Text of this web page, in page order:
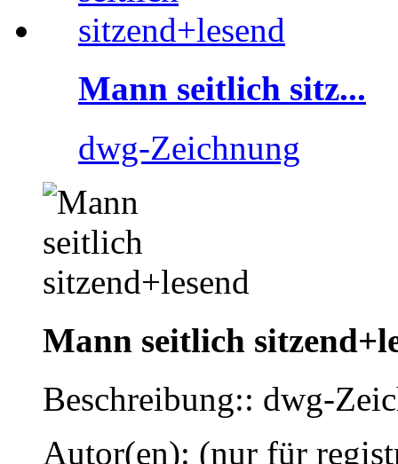
Mann seitlich sitz...
dwg-Zeichnung
Mann seitlich
Beschreibung:: dwg-
Autor(en): (nur für